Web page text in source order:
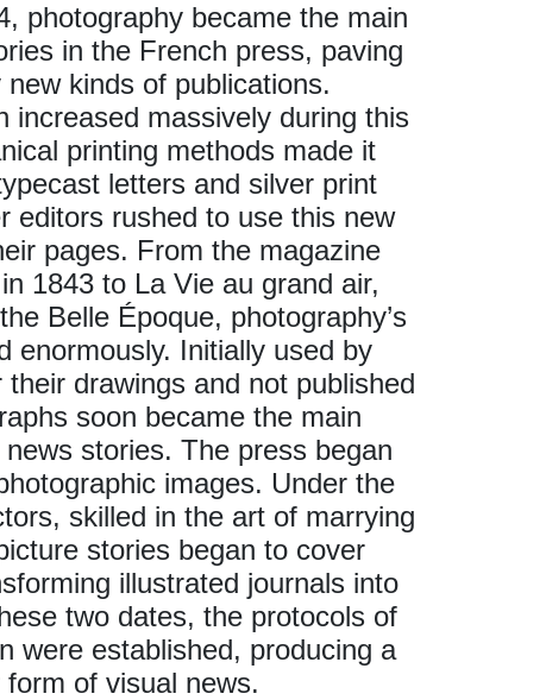
photography became the main
in the French press, paving
kinds of publications.
increased massively during this
printing methods made it
letters and silver print
editors rushed to use this new
pages. From the magazine
1843 to La Vie au grand air,
Belle Époque, photography’s
enormously. Initially used by
drawings and not published
soon became the main
stories. The press began
images. Under the
skilled in the art of marrying
stories began to cover
illustrated journals into
two dates, the protocols of
were established, producing a
of visual news.